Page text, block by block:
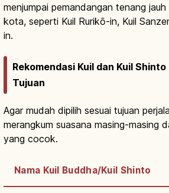
menjumpai pemandangan tenang
kota, seperti Kuil Rurikō-in, Kuil
in.
Rekomendasi Kuil dan Kuil
Tujuan
Agar mudah dipilih sesuai tujuan
merangkum suasana masing-masing
yang cocok.
Nama Kuil Buddha/Kuil Shinto